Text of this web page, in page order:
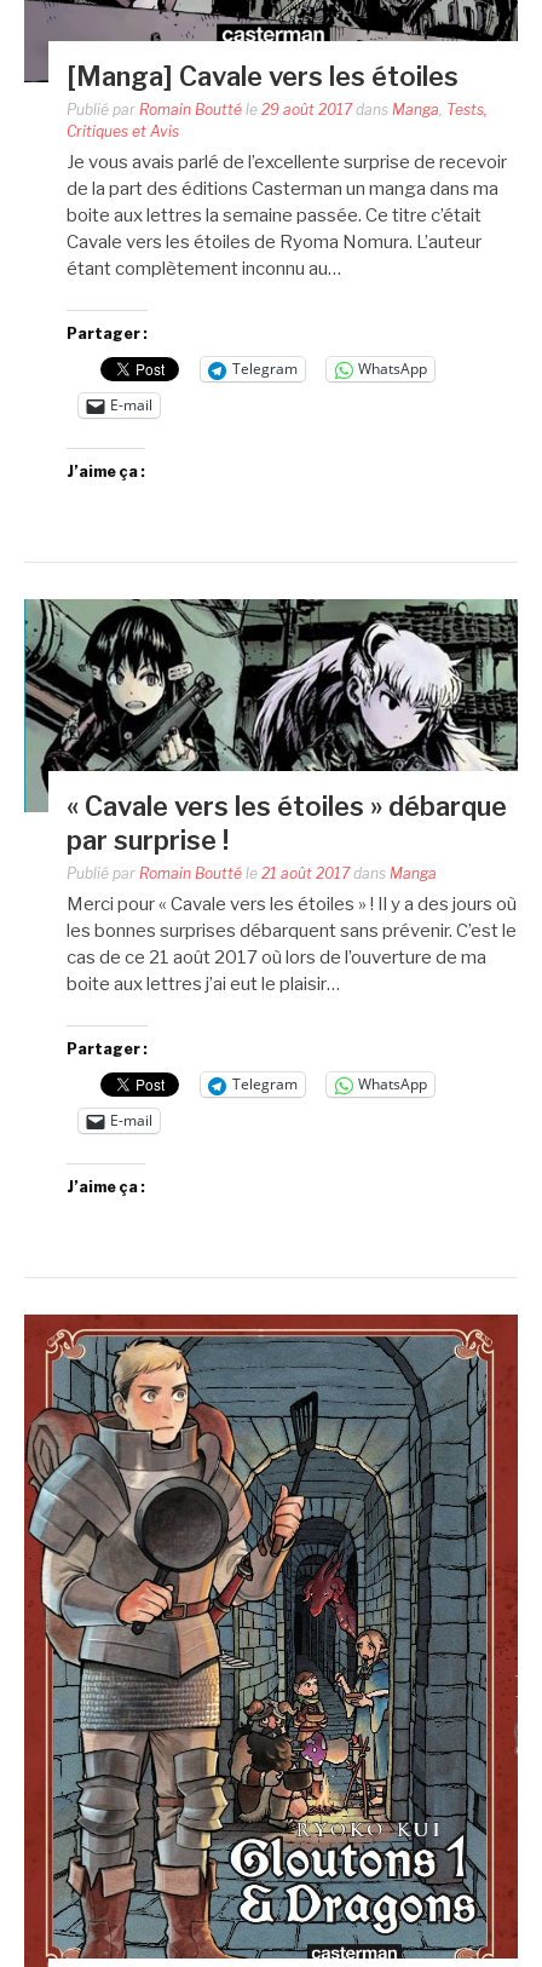
[Manga] Cavale vers les étoiles
Publié par Romain Boutté le 29 août 2017dans Manga, Tests,
Critiques et Avis
Je vous avais parlé de l’excellente surprise de recevoir
de la part des éditions Casterman un manga dans ma
boite aux lettres la semaine passée. Ce titre c’était
Cavale vers les étoiles de Ryoma Nomura. L’auteur
étant complètement inconnu au…
Partager :
Telegram
WhatsApp
E-mail
J’aime ça :
« Cavale vers les étoiles » débarque
par surprise !
Publié par Romain Boutté le 21 août 2017dans Manga
Merci pour « Cavale vers les étoiles » ! Il y a des jours où
les bonnes surprises débarquent sans prévenir. C’est le
cas de ce 21 août 2017 où lors de l’ouverture de ma
boite aux lettres j’ai eut le plaisir…
Partager :
Telegram
WhatsApp
E-mail
J’aime ça :